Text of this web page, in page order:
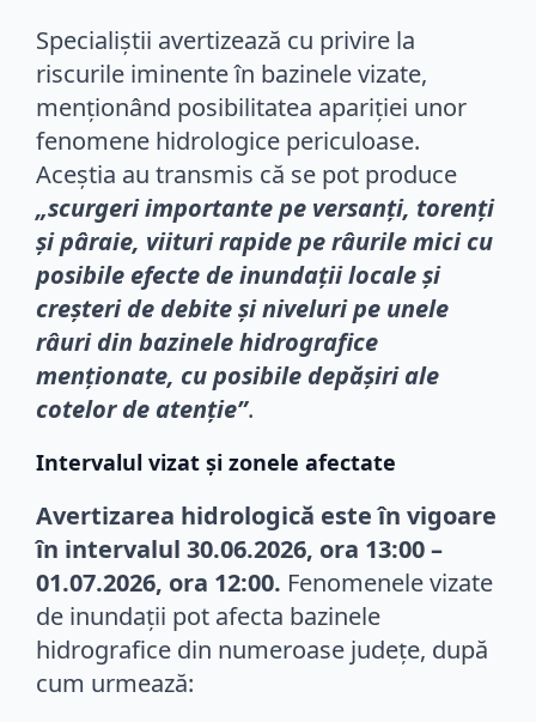
Specialiștii avertizează cu privire la
riscurile iminente în bazinele vizate,
menționând posibilitatea apariției unor
fenomene hidrologice periculoase.
Aceștia au transmis că se pot produce
„scurgeri importante pe versanţi, torenţi
şi pâraie, viituri rapide pe râurile mici cu
posibile efecte de inundaţii locale şi
creşteri de debite şi niveluri pe unele
râuri din bazinele hidrografice
menţionate, cu posibile depăşiri ale
cotelor de atenţie”.
Intervalul vizat și zonele afectate
Avertizarea hidrologică este în vigoare
în intervalul 30.06.2026, ora 13:00 –
01.07.2026, ora 12:00. Fenomenele vizate
de inundații pot afecta bazinele
hidrografice din numeroase județe, după
cum urmează: